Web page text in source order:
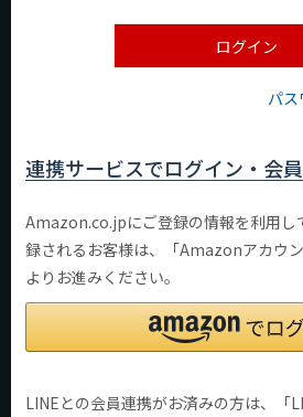
)
ログイン
パ
連携サービスでログイン・会
Amazon.co.jpにご登録の情報を利用し
録されるお客様は、「Amazonアカウ
よりお進みください。
LINEとの会員連携がお済みの方は、「